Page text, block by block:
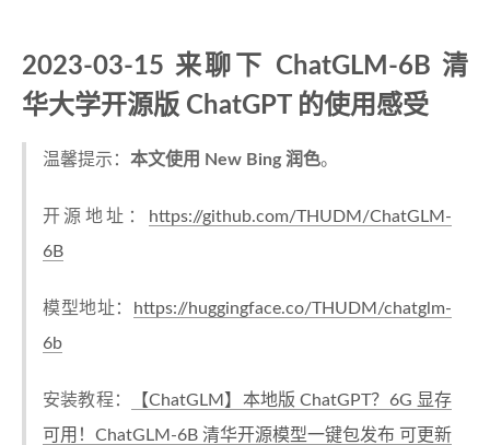
2023-03-15 来聊下 ChatGLM-6B 清
华大学开源版 ChatGPT 的使用感受
温馨提示： 本文使用 New Bing 润色。
开源地址：
https://github.com/THUDM/ChatGLM-
6B
模型地址：
https://huggingface.co/THUDM/chatglm-
6b
安装教程：
【ChatGLM】本地版 ChatGPT？6G 显存
可用！ChatGLM-6B 清华开源模型一键包发布 可更新